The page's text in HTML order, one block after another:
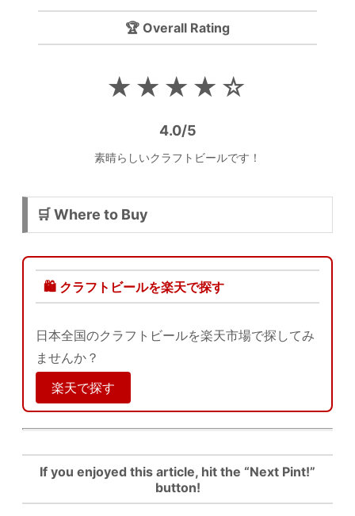
🏆 Overall Rating
★★★★☆
4.0/5
素晴らしいクラフトビールです！
🛒 Where to Buy
🛍️ クラフトビールを楽天で探す
日本全国のクラフトビールを楽天市場で探してみ
ませんか？
楽天で探す
If you enjoyed this article, hit the “Next Pint!”
button!